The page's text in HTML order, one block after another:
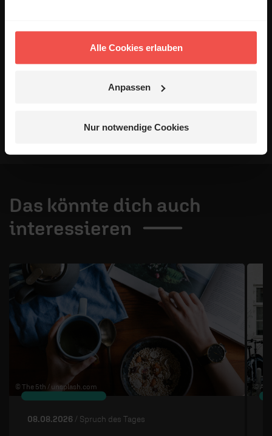
Alle Cookies erlauben
Anpassen
Nur notwendige Cookies
Veröffentlichung besteht nicht. Bitte beachten Sie beim
Absenden
Das könnte dich auch
interessieren
© The 5th / unsplash.com
08.08.2026 / Spruch des Tages
©